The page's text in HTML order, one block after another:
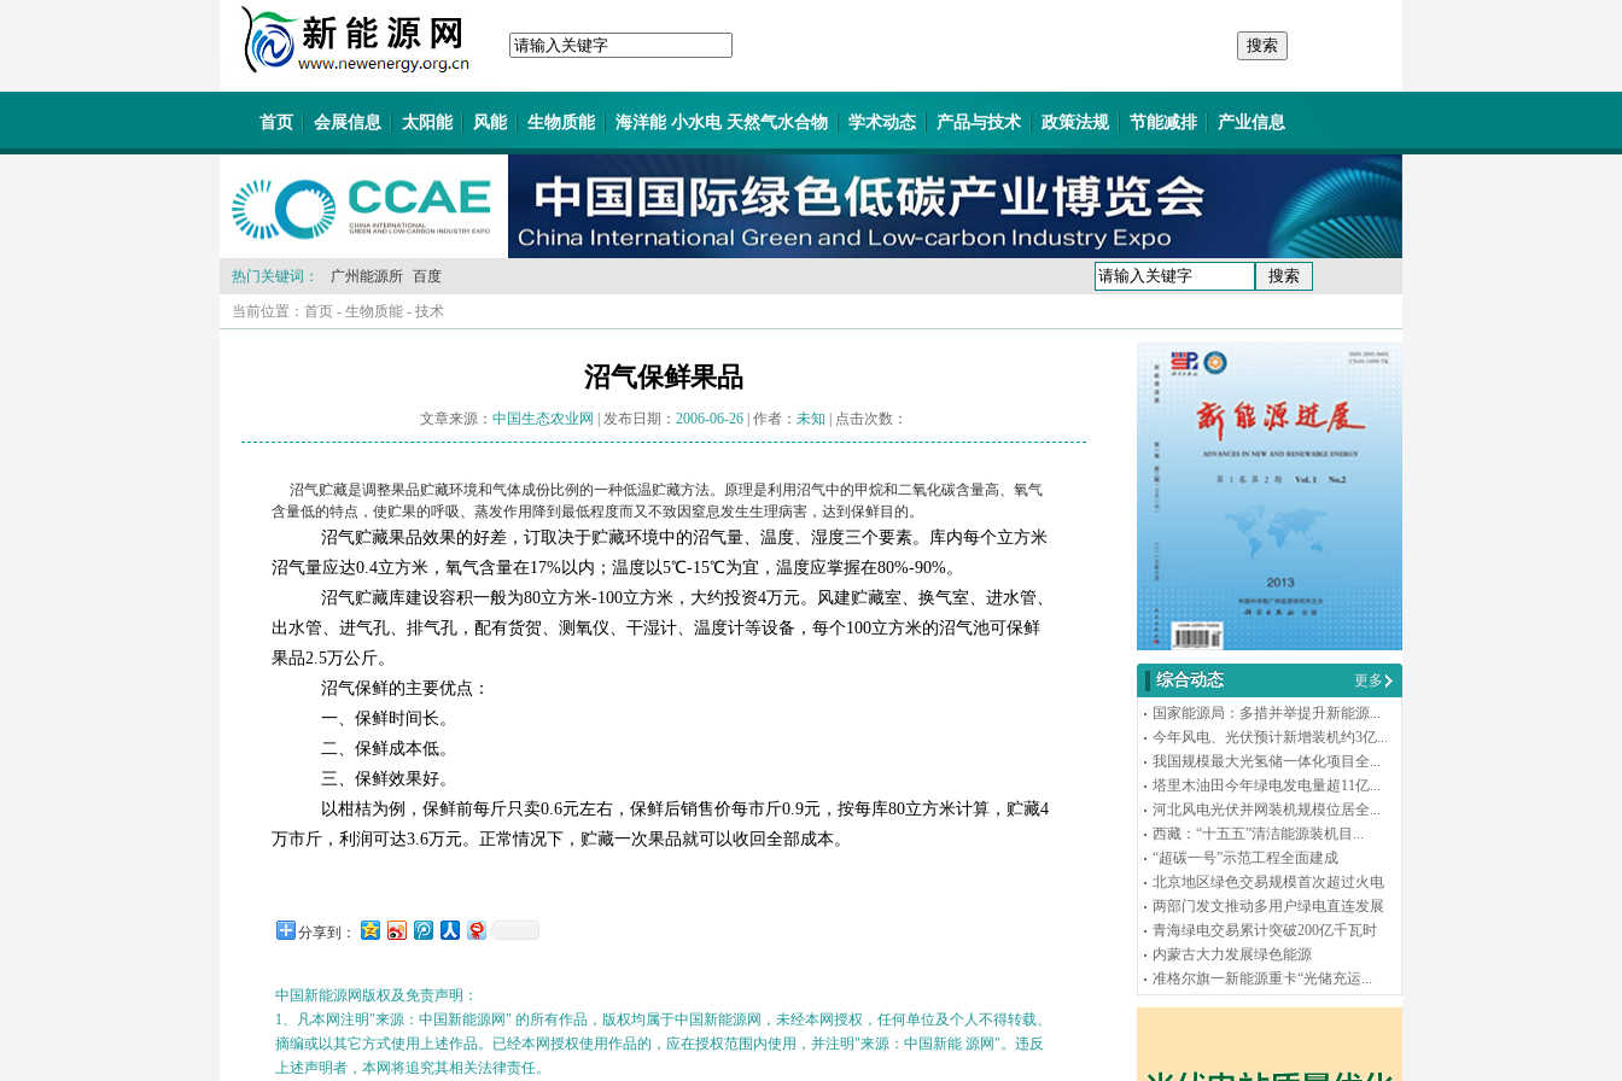
首页 会展信息 太阳能 风能 生物质能 海洋能 小水电 天然气水合物 学术动态 产品与技术 政策法规 节能减排 产业信息
热门关键词： 广州能源所 百度
当前位置： 首页 - 生物质能 - 技术
沼气保鲜果品
文章来源： 中国生态农业网 | 发布日期： 2006-06-26 | 作者： 未知 | 点击次数：
沼气贮藏是调整果品贮藏环境和气体成份比例的一种低温贮藏方法。原理是利用沼气中的甲烷和二氧化碳含量高、氧气
含量低的特点，使贮果的呼吸、蒸发作用降到最低程度而又不致因窒息发生生理病害，达到保鲜目的。
沼气贮藏果品效果的好差，订取决于贮藏环境中的沼气量、温度、湿度三个要素。库内每个立方米
沼气量应达0.4立方米，氧气含量在17%以内；温度以5℃-15℃为宜，温度应掌握在80%-90%。
沼气贮藏库建设容积一般为80立方米-100立方米，大约投资4万元。风建贮藏室、换气室、进水管、
出水管、进气孔、排气孔，配有货贺、测氧仪、干湿计、温度计等设备，每个100立方米的沼气池可保鲜
果品2.5万公斤。
沼气保鲜的主要优点：
一、保鲜时间长。
二、保鲜成本低。
三、保鲜效果好。
以柑桔为例，保鲜前每斤只卖0.6元左右，保鲜后销售价每市斤0.9元，按每库80立方米计算，贮藏4
万市斤，利润可达3.6万元。正常情况下，贮藏一次果品就可以收回全部成本。
分享到：
中国新能源网版权及免责声明：
1、凡本网注明"来源：中国新能源网" 的所有作品，版权均属于中国新能源网，未经本网授权，任何单位及个人不得转载、
摘编或以其它方式使用上述作品。已经本网授权使用作品的，应在授权范围内使用，并注明"来源：中国新能 源网"。违反
上述声明者，本网将追究其相关法律责任。
综合动态
更多
国家能源局：多措并举提升新能源...
今年风电、光伏预计新增装机约3亿...
我国规模最大光氢储一体化项目全...
塔里木油田今年绿电发电量超11亿...
河北风电光伏并网装机规模位居全...
西藏：“十五五”清洁能源装机目...
“超碳一号”示范工程全面建成
北京地区绿色交易规模首次超过火电
两部门发文推动多用户绿电直连发展
青海绿电交易累计突破200亿千瓦时
内蒙古大力发展绿色能源
准格尔旗一新能源重卡“光储充运...